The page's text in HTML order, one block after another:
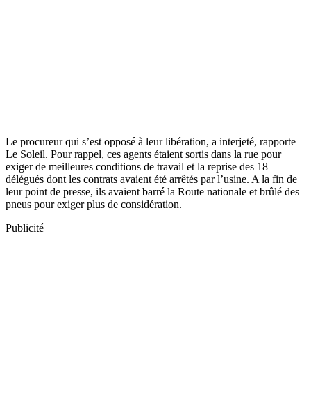
Le procureur qui s’est opposé à leur libération, a interjeté, rapporte
Le Soleil. Pour rappel, ces agents étaient sortis dans la rue pour
exiger de meilleures conditions de travail et la reprise des 18
délégués dont les contrats avaient été arrêtés par l’usine. A la fin de
leur point de presse, ils avaient barré la Route nationale et brûlé des
pneus pour exiger plus de considération.
Publicité